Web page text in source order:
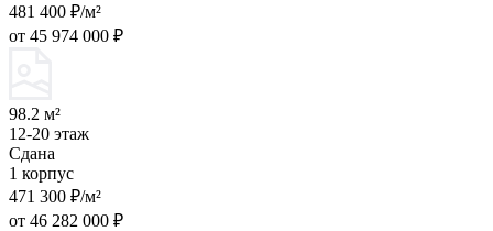
481 400 ₽/м²
от 45 974 000 ₽
98.2 м²
12-20 этаж
Сдана
1 корпус
471 300 ₽/м²
от 46 282 000 ₽